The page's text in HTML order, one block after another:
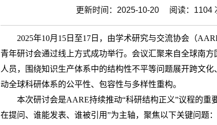
更新时间：2025-10-20 阅读：1104
2025年10月15日至17日，由学术研究与交流协会（
青年研讨会通过线上方式成功举行。会议汇聚来自全球南
人员，围绕知识生产体系中的结构性不平等问题展开跨文
动全球科研体系的公平性、包容性与多样性重构。
本次研讨会是AARE持续推动“科研结构正义”议程的重
在提问、谁能发表、谁被引用”为主轴，聚焦以下关键问题